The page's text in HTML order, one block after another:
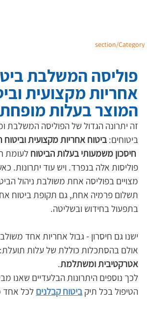
זה יתרונה הגדול של הפוליסה המשלבת
ביטוחים: ביטוח אחריות מקצועית
חיסכון משמעותי בעלות הביטוח לעומת
פוליסות אלה בנפרד. ויש עוד יתרונות.
מצויים בפוליסה אחת משולבת ניהול
תשלום פרמיה אחת, גם תקופת ביטוח
בתפעול בחידוש ובשליטה.
ישנו גם חיסרון - גבול אחריות אחד משולב
אולם בהסתכלות כוללת של עלות תועלת:
אטרקטיבית ומשתלמת.
לכך נוספים היתרונות הבלעדיים שאנו
הטיפול בכל תיק ביטוח קבלנים לכל אחד
פוליסה המשלבת
אחריות מקצועית
המוצר בעלות
section/Category